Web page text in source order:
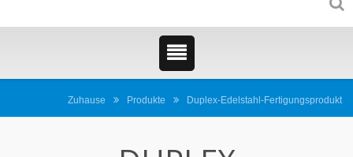
Zuhause Produkte Duplex-Edelstahl-Fertigungsprodukt